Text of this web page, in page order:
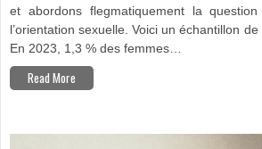
et abordons flegmatiquement la
l’orientation sexuelle. Voici un échantillon
En 2023, 1,3 % des femmes…
Read More